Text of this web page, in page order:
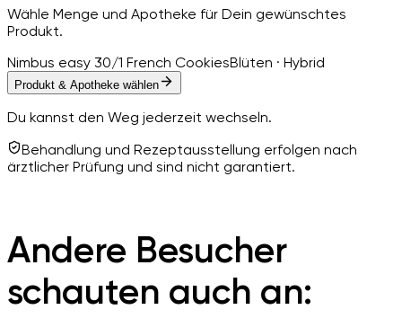
Wähle Menge und Apotheke für Dein gewünschtes
Produkt.
Nimbus easy 30/1 French CookiesBlüten · Hybrid
Produkt & Apotheke wählen
Du kannst den Weg jederzeit wechseln.
Behandlung und Rezeptausstellung erfolgen nach
ärztlicher Prüfung und sind nicht garantiert.
Andere Besucher
schauten auch an: